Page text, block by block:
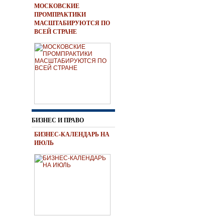
МОСКОВСКИЕ
ПРОМПРАКТИКИ
МАСШТАБИРУЮТСЯ ПО
ВСЕЙ СТРАНЕ
БИЗНЕС И ПРАВО
БИЗНЕС-КАЛЕНДАРЬ НА
ИЮЛЬ